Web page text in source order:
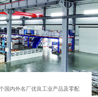
国内外名厂优良工业产品及零配